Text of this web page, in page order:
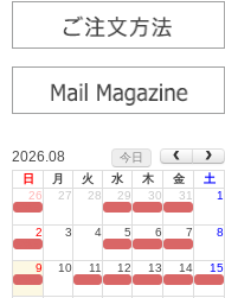
2026.08
今日
日
月 火 水 木 金
土
26
27 28 29 30 31 1
2 3 4 5 6 7 8
9 10 11 12 13 14 15